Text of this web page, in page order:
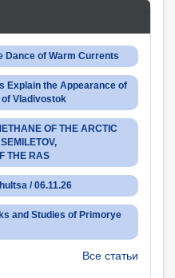
Dance of Warm Currents
Explain the Appearance of
Vladivostok
OF THE ARCTIC
THE RAS
/ 06.11.26
and Studies of Primorye
Все статьи